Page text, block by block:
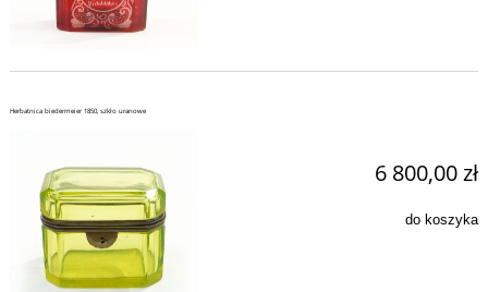
Herbatnica biedermeier 1850, szkło uranowe
6 800,00 zł
do koszyka